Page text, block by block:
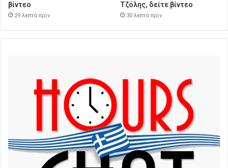
βίντεο
29 λεπτά πρίν
Τζόλης, δείτε βίντεο
30 λεπτά πρίν